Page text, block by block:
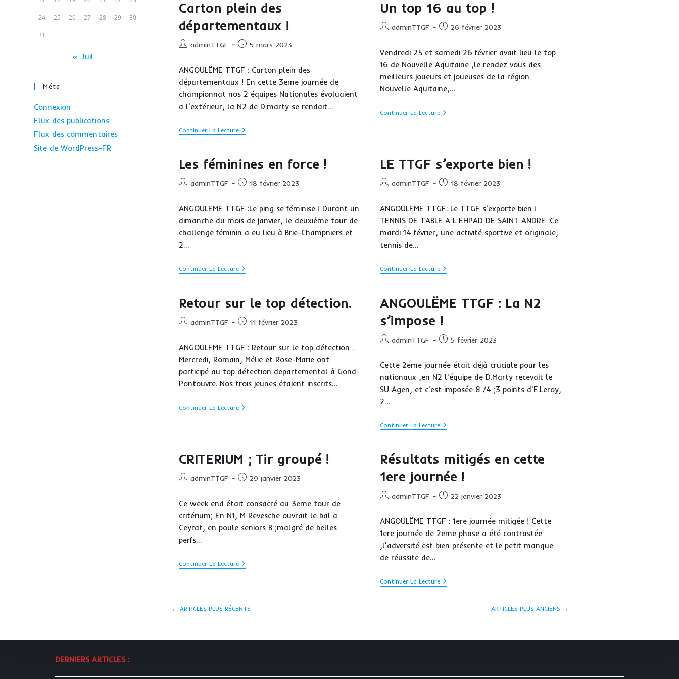
:Des
Podiums
!
Carton plein des
départementaux !
Auteur/autrice
publication :
adminTTGF
Publication
5 mars 2023
ANGOULËME TTGF : Carton plein des
départementaux ! En cette 3eme journée de
championnat nos 2 équipes Nationales évoluaient
a l'extérieur, la N2 de D.marty se rendait…
Continuer La LectureCarton
!
Un top 16 au top !
Auteur/autrice
publication :
adminTTGF
Publication
26 février 2023
Vendredi 25 et samedi 26 février avait lieu le top
16 de Nouvelle Aquitaine ,le rendez vous des
meilleurs joueurs et joueuses de la région
Nouvelle Aquitaine,…
Continuer La LectureUn
Les féminines en force !
Auteur/autrice
la
publication :
adminTTGF
Publication
18 février 2023
ANGOULËME TTGF :Le ping se féminise ! Durant un
dimanche du mois de janvier, le deuxième tour de
challenge féminin a eu lieu à Brie-Champniers et
2…
Continuer La LectureLes
Féminines
!
LE TTGF s’exporte bien !
Auteur/autrice
la
publication :
adminTTGF
Publication
18 février 2023
ANGOULËME TTGF: Le TTGF s'exporte bien !
TENNIS DE TABLE A L EHPAD DE SAINT ANDRE :Ce
mardi 14 février, une activité sportive et originale,
tennis de…
Continuer La LectureLE
TTGF
!
Retour sur le top détection.
Auteur/autrice
publication :
adminTTGF
Publication
11 février 2023
ANGOULËME TTGF : Retour sur le top détection .
Mercredi, Romain, Mélie et Rose-Marie ont
participé au top détection departemental à Gond-
Pontouvre. Nos trois jeunes étaient inscrits…
Continuer La LectureRetour
ANGOULËME TTGF : La N2
s’impose !
Auteur/autrice
publication :
adminTTGF
Publication
5 février 2023
Cette 2eme journée était déjà cruciale pour les
nationaux ,en N2 l'équipe de D.Marty recevait le
SU Agen, et c'est imposée 8 /4 ;3 points d'E.Leroy,
2…
Continuer La LectureANGOULËME
N2
S’impose
!
CRITERIUM ; Tir groupé !
Auteur/autrice
la
publication :
adminTTGF
Publication
29 janvier 2023
Ce week end était consacré au 3eme tour de
critérium; En N1, M Revesche ouvrait le bal a
Ceyrat, en poule seniors B ;malgré de belles
perfs…
Continuer La LectureCRITERIUM
;
Résultats mitigés en cette
1ere journée !
Auteur/autrice
la
publication :
adminTTGF
Publication
22 janvier 2023
ANGOULËME TTGF : 1ere journée mitigée ! Cette
1ere journée de 2eme phase a été contrastée
,l'adversité est bien présente et le petit manque
de réussite de…
Continuer La LectureRésultats
Mitigés
← ARTICLES PLUS RÉCENTS ARTICLES PLUS ANCIENS →
24 25 26 27 28 29 30
31
« Juil
Méta
Connexion
Flux des publications
Flux des commentaires
Site de WordPress-FR
DERNIERS ARTICLES :